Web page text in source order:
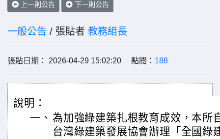
上一則公告 下一則公告
一般公告 / 張貼者 教務組長
張貼日期： 2026-04-29 15:02:20 點閱： 188
說明：
一、 為加強綠建築扎根教育成效，本所
台灣綠建築發展協會辦理「全國綠